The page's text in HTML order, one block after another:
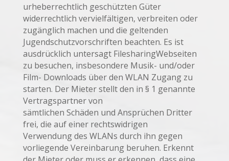
urheberrechtlich geschützten Güter
widerrechtlich vervielfältigen, verbreiten oder
zugänglich machen und die geltenden
Jugendschutzvorschriften beachten. Es ist
ausdrücklich untersagt FilesharingWebseiten
zu besuchen, insbesondere Musik- und/oder
Film- Downloads über den WLAN Zugang zu
starten. Der Mieter stellt den in § 1 genannte
Vertragspartner von
sämtlichen Schäden und Ansprüchen Dritter
frei, die auf einer rechtswidrigen
Verwendung des WLANs durch ihn gegen
vorliegende Vereinbarung beruhen. Erkennt